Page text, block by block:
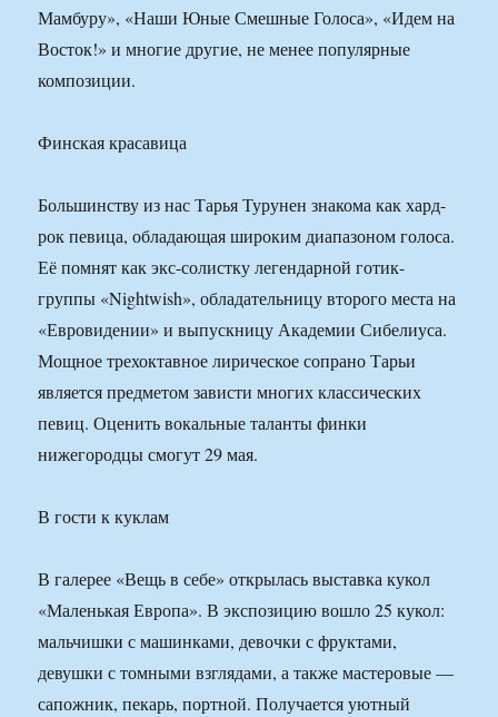
Мамбуру», «Наши Юные Смешные Голоса», «Идем на
Восток!» и многие другие, не менее популярные
композиции.
Финская красавица
Большинству из нас Тарья Турунен знакома как хард-
рок певица, обладающая широким диапазоном голоса.
Её помнят как экс-солистку легендарной готик-
группы «Nightwish», обладательницу второго места на
«Евровидении» и выпускницу Академии Сибелиуса.
Мощное трехоктавное лирическое сопрано Тарьи
является предметом зависти многих классических
певиц. Оценить вокальные таланты финки
нижегородцы смогут 29 мая.
В гости к куклам
В галерее «Вещь в себе» открылась выставка кукол
«Маленькая Европа». В экспозицию вошло 25 кукол:
мальчишки с машинками, девочки с фруктами,
девушки с томными взглядами, а также мастеровые —
сапожник, пекарь, портной. Получается уютный